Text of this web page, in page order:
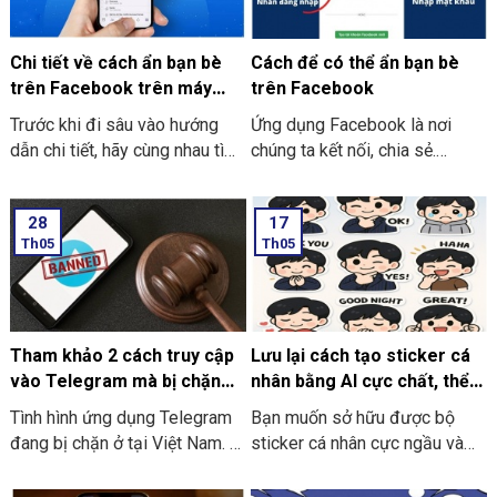
sau đây nhé. Mời các bạn hãy
cùng theo dõi nhé!
hoặc là trên các Fanpage
Facebook.
Chi tiết về cách ẩn bạn bè
trên Facebook trên máy
tính nhanh chóng
Trước khi đi sâu vào hướng
dẫn chi tiết, hãy cùng nhau tìm
của việc ẩn đi danh sách bạn
bè bên dưới đây:
Cách để có thể ẩn bạn bè
trên Facebook
Ứng dụng Facebook là nơi
chúng ta kết nối, chia sẻ.
rủi ro về quyền riêng tư nếu
như không được thiết lập cẩn
thận. Một trong những tính
năng bảo mật là rất quan trọng
mà ít người để ý là khả năng
ẩn danh sách bạn bè. Việc
công khai danh sách này có
thể là vô tình cung cấp thông
tin cho người lạ, hoặc là thậm
chí là mục tiêu của các hành vi
không mong muốn.
28
Th05
Tham khảo 2 cách truy cập
vào Telegram mà bị chặn
hiệu quả nhất
Tình hình ứng dụng Telegram
đang bị chặn ở tại Việt Nam. Vì
17
Th05
Lưu lại cách tạo sticker cá
nhân bằng AI cực chất, thể
hiện cá tính riêng
Bạn muốn sở hữu được bộ
sticker cá nhân cực ngầu và